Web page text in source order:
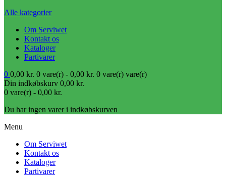
Alle kategorier
Om Serviwet
Kontakt os
Kataloger
Partivarer
0 0,00 kr. 0 vare(r) - 0,00 kr. 0 vare(r) vare(r)
Din indkøbskurv 0,00 kr.
0 vare(r) - 0,00 kr.
Du har ingen varer i indkøbskurven
Menu
Om Serviwet
Kontakt os
Kataloger
Partivarer